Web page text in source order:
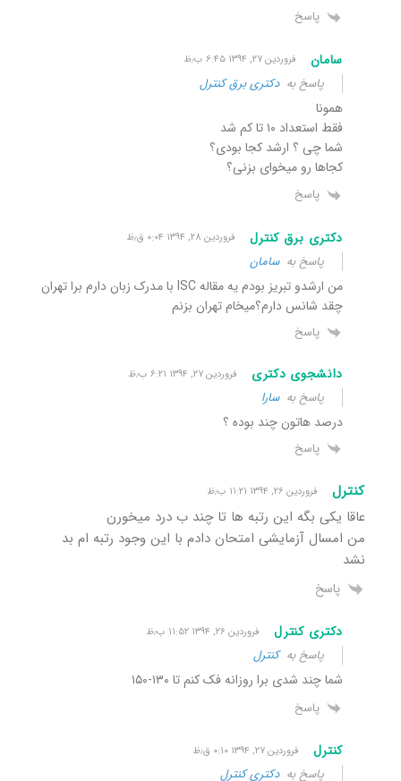
پاسخ
سامان فروردین ۲۷, ۱۳۹۴ ۶:۴۵ ب٫ظ
پاسخ بهدکتری برق کنترل
همونا
فقط استعداد ۱۰ تا کم شد
شما چی ؟ ارشد کجا بودی؟
کجاها رو میخوای بزنی؟
پاسخ
دکتری برق کنترل فروردین ۲۸, ۱۳۹۴ ۰:۰۴ ق٫ظ
پاسخ بهسامان
من ارشدو تبریز بودم یه مقاله ISC با مدرک زبان دارم برا تهران
چقد شانس دارم؟میخام تهران بزنم
پاسخ
دانشجوی دکتری فروردین ۲۷, ۱۳۹۴ ۶:۲۱ ب٫ظ
پاسخ بهسارا
درصد هاتون چند بوده ؟
پاسخ
کنترل فروردین ۲۶, ۱۳۹۴ ۱۱:۲۱ ب٫ظ
عاقا یکی بگه این رتبه ها تا چند ب درد میخورن
من امسال آزمایشی امتحان دادم با این وجود رتبه ام بد
نشد
پاسخ
دکتری کنترل فروردین ۲۶, ۱۳۹۴ ۱۱:۵۲ ب٫ظ
پاسخ بهکنترل
شما چند شدی برا روزانه فک کنم تا ۱۳۰-۱۵۰
پاسخ
کنترل فروردین ۲۷, ۱۳۹۴ ۰:۱۰ ق٫ظ
پاسخ بهدکتری کنترل